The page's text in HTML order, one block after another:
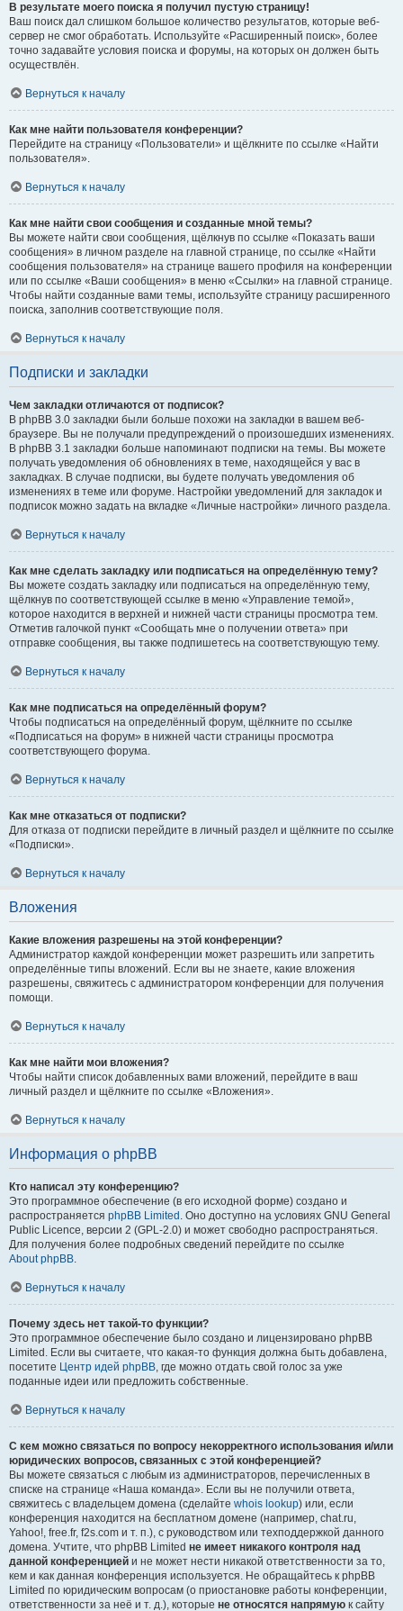
В результате моего поиска я получил пустую страницу!
Ваш поиск дал слишком большое количество результатов, которые веб-
сервер не смог обработать. Используйте «Расширенный поиск», более
точно задавайте условия поиска и форумы, на которых он должен быть
осуществлён.
Вернуться к началу
Как мне найти пользователя конференции?
Перейдите на страницу «Пользователи» и щёлкните по ссылке «Найти
пользователя».
Вернуться к началу
Как мне найти свои сообщения и созданные мной темы?
Вы можете найти свои сообщения, щёлкнув по ссылке «Показать ваши
сообщения» в личном разделе на главной странице, по ссылке «Найти
сообщения пользователя» на странице вашего профиля на конференции
или по ссылке «Ваши сообщения» в меню «Ссылки» на главной странице.
Чтобы найти созданные вами темы, используйте страницу расширенного
поиска, заполнив соответствующие поля.
Вернуться к началу
Подписки и закладки
Чем закладки отличаются от подписок?
В phpBB 3.0 закладки были больше похожи на закладки в вашем веб-
браузере. Вы не получали предупреждений о произошедших изменениях.
В phpBB 3.1 закладки больше напоминают подписки на темы. Вы можете
получать уведомления об обновлениях в теме, находящейся у вас в
закладках. В случае подписки, вы будете получать уведомления об
изменениях в теме или форуме. Настройки уведомлений для закладок и
подписок можно задать на вкладке «Личные настройки» личного раздела.
Вернуться к началу
Как мне сделать закладку или подписаться на определённую тему?
Вы можете создать закладку или подписаться на определённую тему,
щёлкнув по соответствующей ссылке в меню «Управление темой»,
которое находится в верхней и нижней части страницы просмотра тем.
Отметив галочкой пункт «Сообщать мне о получении ответа» при
отправке сообщения, вы также подпишетесь на соответствующую тему.
Вернуться к началу
Как мне подписаться на определённый форум?
Чтобы подписаться на определённый форум, щёлкните по ссылке
«Подписаться на форум» в нижней части страницы просмотра
соответствующего форума.
Вернуться к началу
Как мне отказаться от подписки?
Для отказа от подписки перейдите в личный раздел и щёлкните по ссылке
«Подписки».
Вернуться к началу
Вложения
Какие вложения разрешены на этой конференции?
Администратор каждой конференции может разрешить или запретить
определённые типы вложений. Если вы не знаете, какие вложения
разрешены, свяжитесь с администратором конференции для получения
помощи.
Вернуться к началу
Как мне найти мои вложения?
Чтобы найти список добавленных вами вложений, перейдите в ваш
личный раздел и щёлкните по ссылке «Вложения».
Вернуться к началу
Информация о phpBB
Кто написал эту конференцию?
Это программное обеспечение (в его исходной форме) создано и
распространяется phpBB Limited . Оно доступно на условиях GNU General
Public Licence, версии 2 (GPL-2.0) и может свободно распространяться.
Для получения более подробных сведений перейдите по ссылке
About phpBB.
Вернуться к началу
Почему здесь нет такой-то функции?
Это программное обеспечение было создано и лицензировано phpBB
Limited. Если вы считаете, что какая-то функция должна быть добавлена,
посетите Центр идей phpBB, где можно отдать свой голос за уже
поданные идеи или предложить собственные.
Вернуться к началу
С кем можно связаться по вопросу некорректного использования и/или
юридических вопросов, связанных с этой конференцией?
Вы можете связаться с любым из администраторов, перечисленных в
списке на странице «Наша команда». Если вы не получили ответа,
свяжитесь с владельцем домена (сделайте whois lookup) или, если
конференция находится на бесплатном домене (например, chat.ru,
Yahoo!, free.fr, f2s.com и т. п.), с руководством или техподдержкой данного
домена. Учтите, что phpBB Limited не имеет никакого контроля над
данной конференцией и не может нести никакой ответственности за то,
кем и как данная конференция используется. Не обращайтесь к phpBB
Limited по юридическим вопросам (о приостановке работы конференции,
ответственности за неё и т. д.), которые не относятся напрямую к сайту